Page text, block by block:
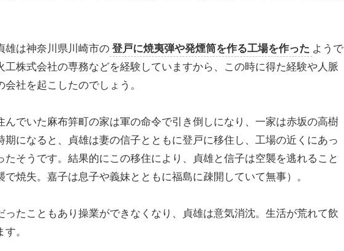
雄は神奈川県川崎市の 登戸に焼夷弾や発煙筒を作る工場を作った ようで
株式会社の専務などを経験していますから、この時に得た経験や人脈
社を起こしたのでしょう。
でいた麻布笄町の家は軍の命令で引き倒しになり、一家は赤坂の高樹
になると、貞雄は妻の信子とともに登戸に移住し、工場の近くにあっ
そうです。結果的にこの移住により、貞雄と信子は空襲を逃れること
焼失。嘉子は息子や義妹とともに福島に疎開していて無事）。
たこともあり操業ができなくなり、貞雄は意気消沈。生活が荒れて飲
。